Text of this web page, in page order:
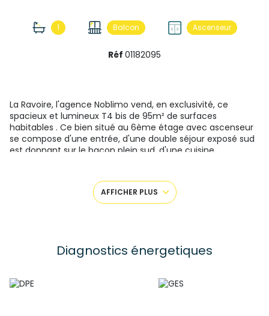
1 Balcon Ascenseur
Réf 01182095
La Ravoire, l'agence Noblimo vend, en exclusivité, ce
spacieux et lumineux T4 bis de 95m² de surfaces
habitables . Ce bien situé au 6ème étage avec ascenseur
se compose d'une entrée, d'une double séjour exposé sud
est donnant sur le bacon plein sud, d'une cuisine
salle de bains, d'un toilette séparé, d'une cave et d'un
garage de 19m² avec ouverture électrique. Nombreux
rangements. Vous pourrez profiter d'un parking collectif.
Ce bien est soumis au statut de copropriété sans travaux
Dpe D
Charges de copropriété : 2600€ ( eau chaude et
AFFICHER PLUS
Diagnostics énergetiques